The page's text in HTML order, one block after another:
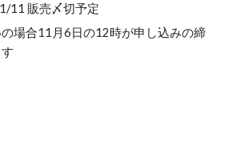
11 販売〆切予定
場合11月6日の12時が申し込みの締